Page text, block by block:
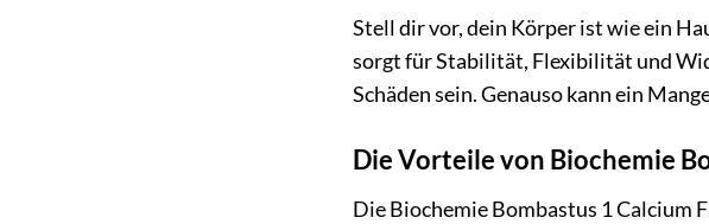
Stell dir vor, dein Körper ist wie ein
sorgt für Stabilität, Flexibilität und
Schäden sein. Genauso kann ein
Die Vorteile von Biochemie
Die Biochemie Bombastus 1 Calcium